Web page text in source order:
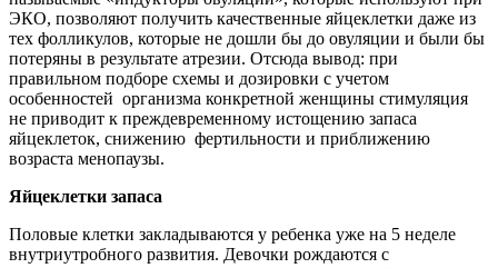
ЭКО, позволяют получить качественные яйцеклетки даже из
тех фолликулов, которые не дошли бы до овуляции и были бы
потеряны в результате атрезии. Отсюда вывод: при
правильном подборе схемы и дозировки с учетом
особенностей организма конкретной женщины стимуляция
не приводит к преждевременному истощению запаса
яйцеклеток, снижению фертильности и приближению
возраста менопаузы.
Яйцеклетки запаса
Половые клетки закладываются у ребенка уже на 5 неделе
внутриутробного развития. Девочки рождаются с